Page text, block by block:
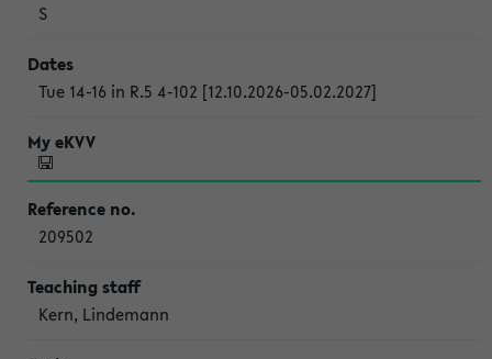
S
Tue 14-16 in R.5 4-102 [12.10.2026-05.02.2027]
209502
Kern, Lindemann